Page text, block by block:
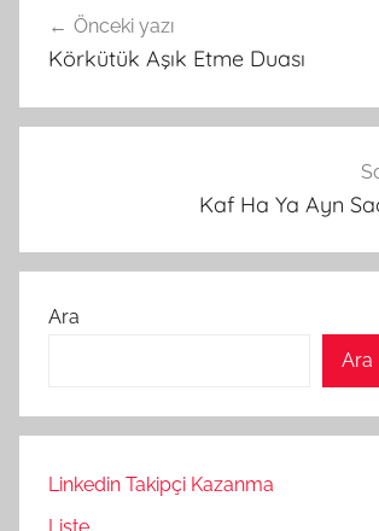
gezinmesi
Önceki yazı
Körkütük Aşık Etme Duası
Kaf Ha Ya Ayn
Ara
Ara
Linkedin Takipçi Kazanma